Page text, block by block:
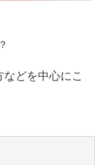
どを中心にこ